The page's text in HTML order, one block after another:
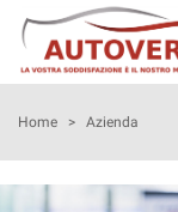
HOME
AUTOVERRI
Home > Azienda